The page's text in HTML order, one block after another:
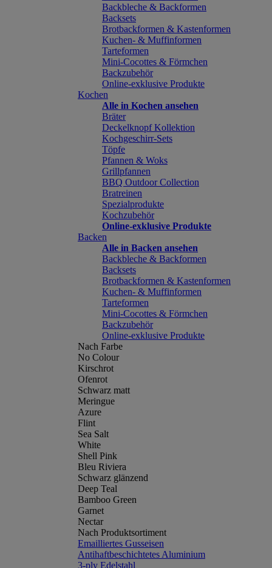
Backbleche & Backformen
Backsets
Brotbackformen & Kastenformen
Kuchen- & Muffinformen
Tarteformen
Mini-Cocottes & Förmchen
Backzubehör
Online-exklusive Produkte
Kochen
Alle in Kochen ansehen
Bräter
Deckelknopf Kollektion
Kochgeschirr-Sets
Töpfe
Pfannen & Woks
Grillpfannen
BBQ Outdoor Collection
Bratreinen
Spezialprodukte
Kochzubehör
Online-exklusive Produkte
Backen
Alle in Backen ansehen
Backbleche & Backformen
Backsets
Brotbackformen & Kastenformen
Kuchen- & Muffinformen
Tarteformen
Mini-Cocottes & Förmchen
Backzubehör
Online-exklusive Produkte
Nach Farbe
No Colour
Kirschrot
Ofenrot
Schwarz matt
Meringue
Azure
Flint
Sea Salt
White
Shell Pink
Bleu Riviera
Schwarz glänzend
Deep Teal
Bamboo Green
Garnet
Nectar
Nach Produktsortiment
Emailliertes Gusseisen
Antihaftbeschichtetes Aluminium
3-ply Edelstahl